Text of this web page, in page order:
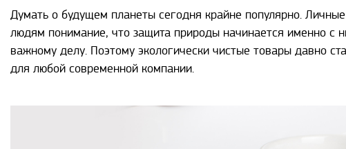
Думать о будущем планеты сегодня крайне популярно.
людям понимание, что защита природы начинается именно с
важному делу. Поэтому экологически чистые товары давно
для любой современной компании.